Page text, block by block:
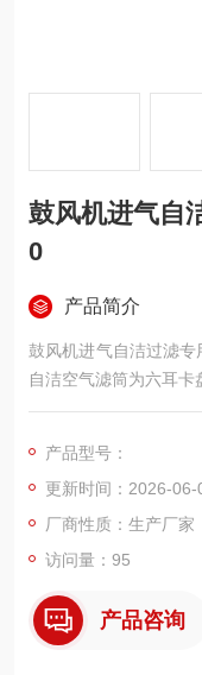
鼓风机进气自
0
产品简介
鼓风机进气自洁过滤
自洁空气滤筒为六耳卡
00mm，F8 高效过滤
不间断过滤空气中沙
保护风机叶轮、轴承与
产品型号：
更新时间：2026-06-
厂商性质：生产厂家
访问量：95
产品咨询